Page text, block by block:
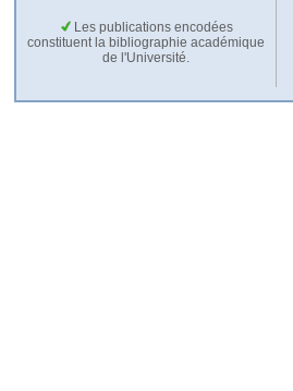
Les publications encodées
constituent la bibliographie académique
de l'Université.